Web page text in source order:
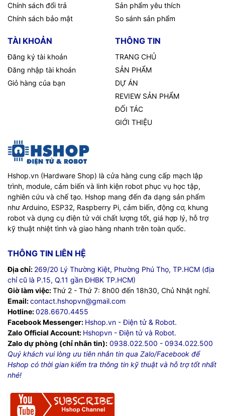
Chính sách đổi trả
Chính sách bảo mật
Sản phẩm yêu thích
So sánh sản phẩm
TÀI KHOẢN
Đăng ký tài khoản
Đăng nhập tài khoản
Giỏ hàng của bạn
THÔNG TIN
TRANG CHỦ
SẢN PHẨM
DỰ ÁN
REVIEW SẢN PHẨM
ĐỐI TÁC
GIỚI THIỆU
Hshop.vn (Hardware Shop) là cửa hàng cung cấp mạch lập
trình, module, cảm biến và linh kiện robot phục vụ học tập,
nghiên cứu và chế tạo. Hshop mang đến đa dạng sản phẩm
như Arduino, ESP32, Raspberry Pi, cảm biến, động cơ, khung
robot và dụng cụ điện tử với chất lượng tốt, giá hợp lý, hỗ trợ
kỹ thuật nhiệt tình và giao hàng nhanh trên toàn quốc.
THÔNG TIN LIÊN HỆ
Địa chỉ: 269/20 Lý Thường Kiệt, Phường Phú Thọ, TP.HCM (địa
chỉ cũ là P.15, Q.11 gần ĐHBK TP.HCM)
Giờ làm việc:Thứ 2 - Thứ 7: 8h00 đến 18h30, Chủ Nhật nghỉ.
Email:contact.hshopvn@gmail.com
Hotline:028.6670.4455
Facebook Messenger: Hshop.vn - Điện tử & Robot.
Zalo Official Account: Hshopvn - Điện tử và Robot.
Zalo dự phòng (chỉ nhắn tin): 0938.022.500 - 0934.022.500
Quý khách vui lòng ưu tiên nhắn tin qua Zalo/Facebook để
Hshop có thời gian kiểm tra thông tin kỹ thuật và hỗ trợ tốt nhất
nhé!